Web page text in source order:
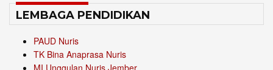
LEMBAGA PENDIDIKAN
PAUD Nuris
TK Bina Anaprasa Nuris